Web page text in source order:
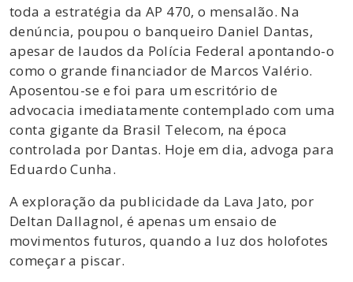
toda a estratégia da AP 470, o mensalão. Na
denúncia, poupou o banqueiro Daniel Dantas,
apesar de laudos da Polícia Federal apontando-o
como o grande financiador de Marcos Valério.
Aposentou-se e foi para um escritório de
advocacia imediatamente contemplado com uma
conta gigante da Brasil Telecom, na época
controlada por Dantas. Hoje em dia, advoga para
Eduardo Cunha.
A exploração da publicidade da Lava Jato, por
Deltan Dallagnol, é apenas um ensaio de
movimentos futuros, quando a luz dos holofotes
começar a piscar.